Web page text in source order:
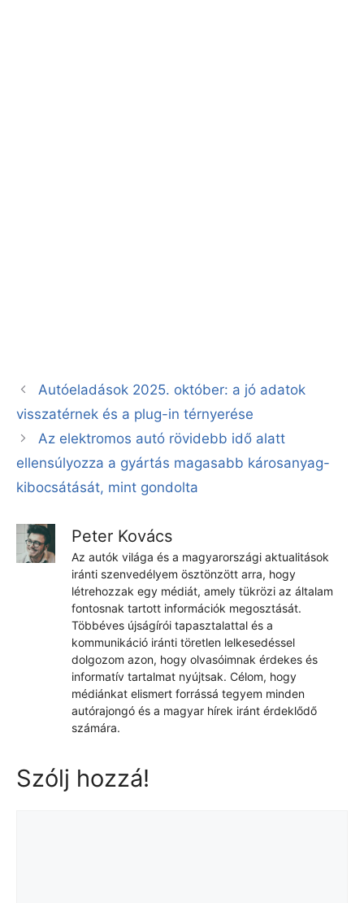
Autóeladások 2025. október: a jó adatok
visszatérnek és a plug-in térnyerése
Az elektromos autó rövidebb idő alatt
ellensúlyozza a gyártás magasabb károsanyag-
kibocsátását, mint gondolta
Peter Kovács
Az autók világa és a magyarországi aktualitások
iránti szenvedélyem ösztönzött arra, hogy
létrehozzak egy médiát, amely tükrözi az általam
fontosnak tartott információk megosztását.
Többéves újságírói tapasztalattal és a
kommunikáció iránti töretlen lelkesedéssel
dolgozom azon, hogy olvasóimnak érdekes és
informatív tartalmat nyújtsak. Célom, hogy
médiánkat elismert forrássá tegyem minden
autórajongó és a magyar hírek iránt érdeklődő
számára.
Szólj hozzá!